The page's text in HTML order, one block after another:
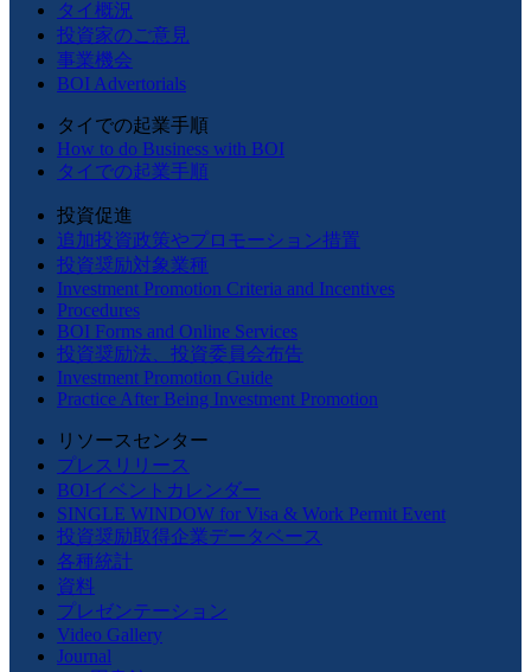
タイ概況
投資家のご意見
事業機会
BOI Advertorials
タイでの起業手順
How to do Business with BOI
タイでの起業手順
投資促進
追加投資政策やプロモーション措置
投資奨励対象業種
Investment Promotion Criteria and Incentives
Procedures
BOI Forms and Online Services
投資奨励法、投資委員会布告
Investment Promotion Guide
Practice After Being Investment Promotion
リソースセンター
プレスリリース
BOIイベントカレンダー
SINGLE WINDOW for Visa & Work Permit Event
投資奨励取得企業データベース
各種統計
資料
プレゼンテーション
Video Gallery
Journal